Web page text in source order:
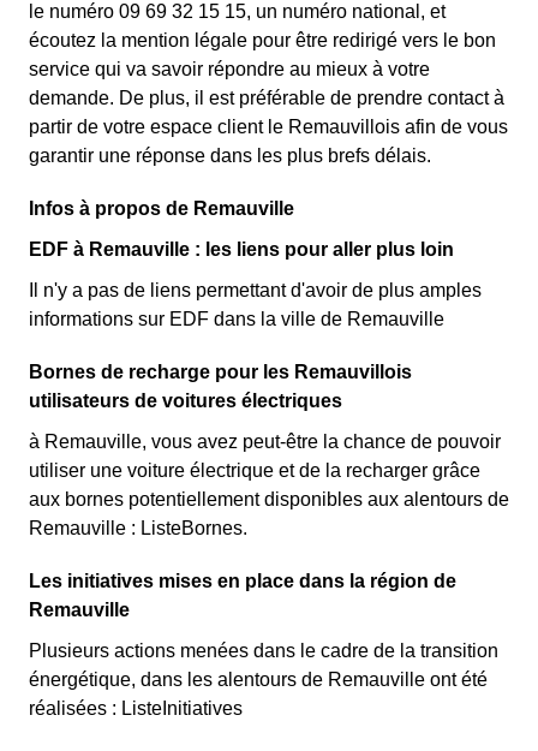
le numéro 09 69 32 15 15, un numéro national, et
écoutez la mention légale pour être redirigé vers le bon
service qui va savoir répondre au mieux à votre
demande. De plus, il est préférable de prendre contact à
partir de votre espace client le Remauvillois afin de vous
garantir une réponse dans les plus brefs délais.
Infos à propos de Remauville
EDF à Remauville : les liens pour aller plus loin
Il n'y a pas de liens permettant d'avoir de plus amples
informations sur EDF dans la ville de Remauville
Bornes de recharge pour les Remauvillois
utilisateurs de voitures électriques
à Remauville, vous avez peut-être la chance de pouvoir
utiliser une voiture électrique et de la recharger grâce
aux bornes potentiellement disponibles aux alentours de
Remauville : ListeBornes.
Les initiatives mises en place dans la région de
Remauville
Plusieurs actions menées dans le cadre de la transition
énergétique, dans les alentours de Remauville ont été
réalisées : ListeInitiatives